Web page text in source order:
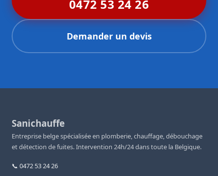
0472 53 24 26
Demander un devis
Sanichauffe
Entreprise belge spécialisée en plomberie, chauffage, débouchage
et détection de fuites. Intervention 24h/24 dans toute la Belgique.
📞 0472 53 24 26